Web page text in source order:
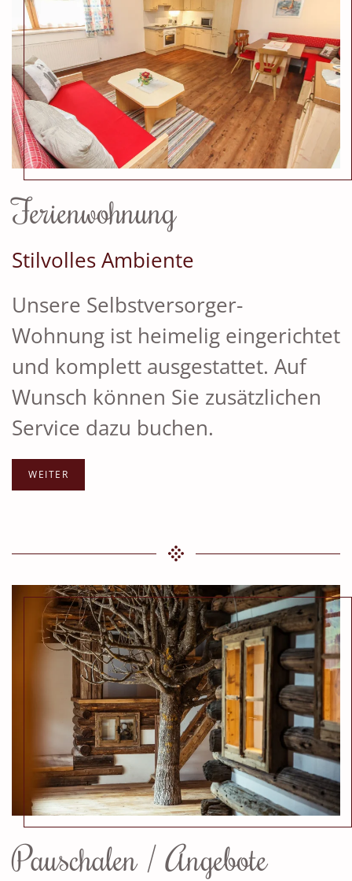
Ferienwohnung
Stilvolles Ambiente
Unsere Selbstversorger-
Wohnung ist heimelig eingerichtet
und komplett ausgestattet. Auf
Wunsch können Sie zusätzlichen
Service dazu buchen.
WEITER
Pauschalen / Angebote